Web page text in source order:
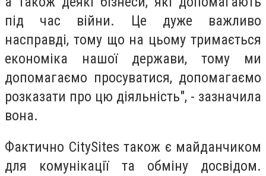
під час війни. Це дуже важливо
насправді, тому що на цьому тримається
економіка нашої держави, тому ми
допомагаємо просуватися, допомагаємо
розказати про цю діяльність", - зазначила
вона.
Фактично CitySites також є майданчиком
для комунікації та обміну досвідом.